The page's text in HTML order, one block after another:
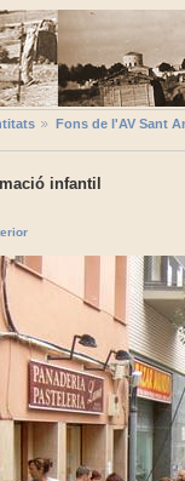
Fons de l'AV Sant
infantil